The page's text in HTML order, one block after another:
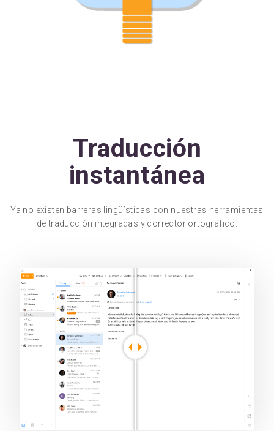
Traducción
instantánea
Ya no existen barreras lingüísticas con nuestras herramientas
de traducción integradas y corrector ortográfico.